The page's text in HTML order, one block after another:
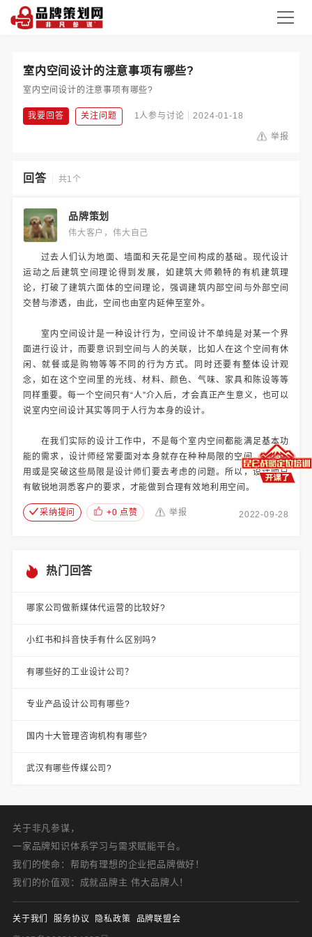
室内空间设计的注意事项有哪些?
室内空间设计的注意事项有哪些?
我要回答 关注问题 1人参与讨论 2024-01-18
举报
回答 共1个
品牌策划
伟大客户，伟大自己
过去人们认为地面、墙面和天花是空间构成的基础。现代设计
运动之后建筑空间理论得到发展，如建筑大师赖特的有机建筑理
论，打破了建筑六面体的空间理论，强调建筑内部空间与外部空间
交替与渗透，由此，空间也由室内延伸至室外。
室内空间设计是一种设计行为，空间设计不单纯是对某一个界
面进行设计，而要意识到空间与人的关联，比如人在这个空间有休
闲、就餐或是购物等等不同的行为方式。同时还要有整体设计观
念，如在这个空间里的光线、材料、颜色、气味、家具和陈设等等
同样重要。每一个空间只有“人”介入后，才会真正产生意义，也可以
说室内空间设计其实等同于人行为本身的设计。
在我们实际的设计工作中，不是每个室内空间都能满足基本功
能的需求，设计师经常要面对本身就存在种种局限的空间，如何利
用或是突破这些局限是设计师们要去考虑的问题。所以，设计师只
有敏锐地洞悉客户的要求，才能做到合理有效地利用空间。
采纳提问 +0 点赞 举报 2022-09-28
热门回答
哪家公司做新媒体代运营的比较好?
小红书和抖音快手有什么区别吗?
有哪些好的工业设计公司？
专业产品设计公司有哪些?
国内十大管理咨询机构有哪些?
武汉有哪些传媒公司?
关于非凡参谋，
一家品牌知识体系学习与需求赋能平台。
我们的使命：帮助有理想的企业把品牌做好！
我们的价值观：成就品牌主 伟大品牌人！
关于我们 服务协议 隐私政策 品牌联盟会